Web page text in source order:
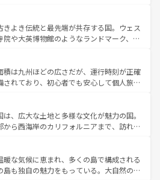
ンの発祥地であるランス、プロヴァンスの
ダー畑など、多彩な楽しみ方が可能だ。さ
の地域にも魅力が溢れており、どの街角に
運ぶとそれぞれで全く異なる文化を体験で
るだろう。 なお、新着のフランス情報はコンテンツ一覧
い。
は、どこを歩いても飽きることがない。ベ
活気、バイエルン州のアルプスの絶景、そ
いのワイン畑といった風景は必見。ビール
ぜひ体験してほしい。 なお、新着の
ンテンツ一覧を参照してほしい。
きよき伝統と最先端が共存する国。ウェス
院や大英博物館のようなランドマーク、歴
る魅力がある。また、優雅なアフタヌーン
好きにはたまらない英国パブ、サッカー観
からこそできる体験も豊富。イギリスを旅
てほしい。
積は九州ほどの広さだが、運行時刻が正確
されており、初心者でも安心して個人旅行
ま残る町や、スイスならではのユニークな
アルプス観光だけでなく町歩きも満喫する
国民の所得が高いため物価も高いが、旅行
観光を楽しむこともできる。 なお、新
はコンテンツ一覧 を参照してほしい。
は、広大な土地と多様な文化が魅力の国。
から西海岸のカリフォルニアまで、訪れる
は、観光、ショッピング、エンターテイ
った刺激的なスポットだ。一方、アメリカ
が広がり、グランドキャニオンやイエロー
暖な気候に恵まれ、多くの島で構成される
島も独自の魅力をもっている。大自然の神